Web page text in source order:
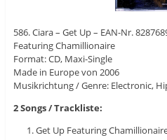
586. Ciara – Get Up – EAN-Nr.
Featuring Chamillionaire
Format: CD, Maxi-Single
Made in Europe von 2006
Musikrichtung / Genre: Electronic,
2 Songs / Trackliste:
Get Up Featuring